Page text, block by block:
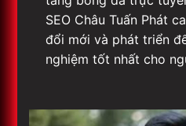
SEO Châu Tuấn Phát
đổi mới và phát triển
nghiệm tốt nhất cho